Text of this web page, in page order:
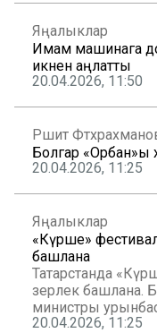
Яңалыклар
Имам машинага
икәнен аңлатты
20.04.2026, 11:50
Рәшит
Болгар «Орбан»ы
20.04.2026, 11:25
Яңалыклар
«Күрше»
башлана
Татарстанда
әзерлек башлана.
министры
20.04.2026, 11:25